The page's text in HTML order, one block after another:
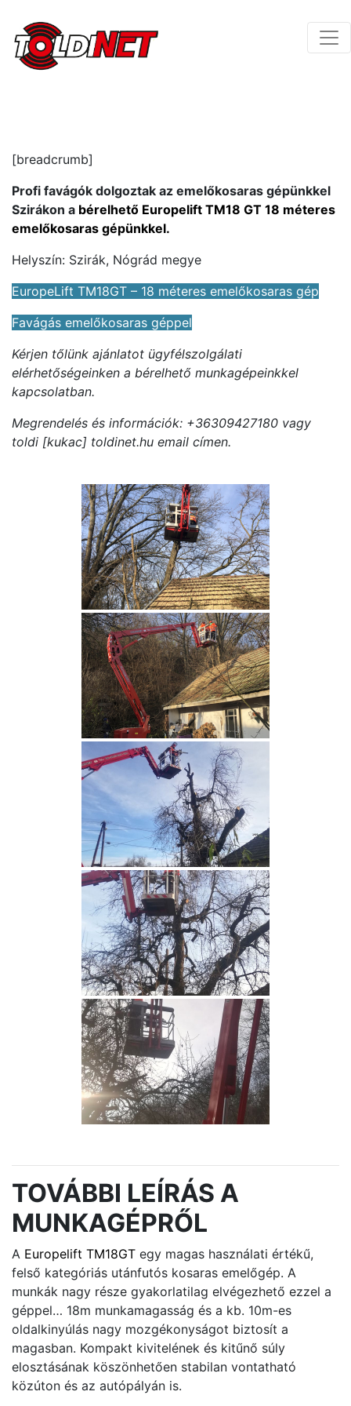
[breadcrumb]
Profi favágók dolgoztak az emelőkosaras gépünkkel
Szirákon a bérelhető Europelift TM18 GT 18 méteres
emelőkosaras gépünkkel.
Helyszín: Szirák, Nógrád megye
EuropeLift TM18GT – 18 méteres emelőkosaras gép
Favágás emelőkosaras géppel
Kérjen tőlünk ajánlatot ügyfélszolgálati
elérhetőségeinken a bérelhető munkagépeinkkel
kapcsolatban.
Megrendelés és információk: +36309427180 vagy
toldi [kukac] toldinet.hu email címen.
TOVÁBBI LEÍRÁS A
MUNKAGÉPRŐL
A Europelift TM18GT egy magas használati értékű,
felső kategóriás utánfutós kosaras emelőgép. A
munkák nagy része gyakorlatilag elvégezhető ezzel a
géppel… 18m munkamagasság és a kb. 10m-es
oldalkinyúlás nagy mozgékonyságot biztosít a
magasban. Kompakt kivitelének és kitűnő súly
elosztásának köszönhetően stabilan vontatható
közúton és az autópályán is.